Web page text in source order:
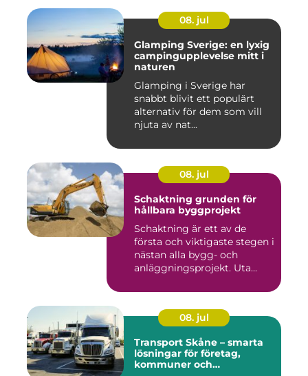
08. jul
Glamping Sverige: en lyxig
campingupplevelse mitt i
naturen
Glamping i Sverige har
snabbt blivit ett populärt
alternativ för dem som vill
njuta av nat...
08. jul
Schaktning grunden för
hållbara byggprojekt
Schaktning är ett av de
första och viktigaste stegen i
nästan alla bygg- och
anläggningsprojekt. Uta...
08. jul
Transport Skåne – smarta
lösningar för företag,
kommuner och